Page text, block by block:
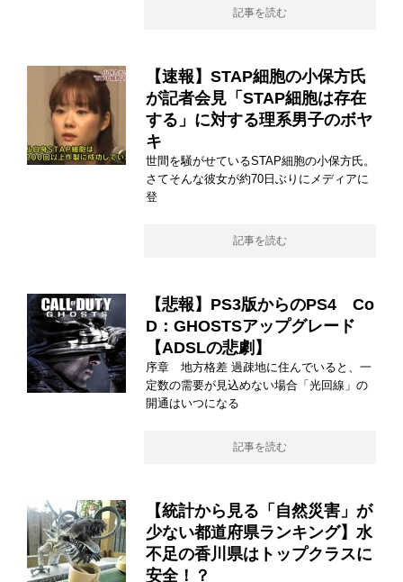
記事を読む
【速報】STAP細胞の小保方氏
が記者会見「STAP細胞は存在
する」に対する理系男子のボヤ
キ
世間を騒がせているSTAP細胞の小保方氏。
さてそんな彼女が約70日ぶりにメディアに
登
記事を読む
【悲報】PS3版からのPS4 Co
D：GHOSTSアップグレード
【ADSLの悲劇】
序章 地方格差 過疎地に住んでいると、一
定数の需要が見込めない場合「光回線」の
開通はいつになる
記事を読む
【統計から見る「自然災害」が
少ない都道府県ランキング】水
不足の香川県はトップクラスに
安全！？